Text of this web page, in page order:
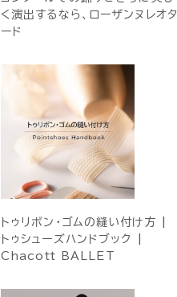
く演出するなら、ローザンヌレオタ
ード
トゥリボン・ゴムの縫い付け方 |
トゥシューズハンドブック |
Chacott BALLET